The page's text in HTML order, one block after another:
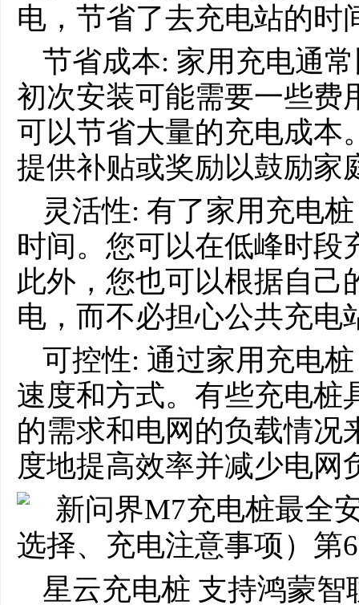
电，节省了去充电站的时
节省成本: 家用充电通
初次安装可能需要一些费
可以节省大量的充电成本
提供补贴或奖励以鼓励家
灵活性: 有了家用充电
时间。您可以在低峰时段
此外，您也可以根据自己
电，而不必担心公共充电
可控性: 通过家用充电
速度和方式。有些充电桩
的需求和电网的负载情况
度地提高效率并减少电网
星云充电桩 支持鸿蒙智